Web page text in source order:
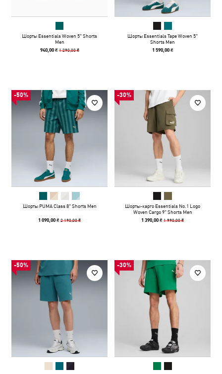
Шорты Essentials Woven 5" Shorts
Men
940,00 ₴ 1 290,00 ₴
Шорты Essentials Tape Woven 5"
Shorts Men
1 590,00 ₴
-50%
Шорты PUMA Class 8" Shorts Men
1 090,00 ₴2 190,00 ₴
-30%
Шорты-карго Essentials No.1 Logo
Woven Cargo 9" Shorts Men
1 390,00 ₴1 990,00 ₴
-50% -30%